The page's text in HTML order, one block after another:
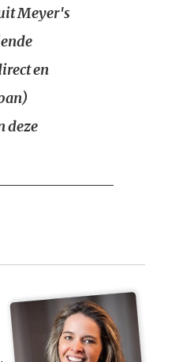
Meyer's
en
deze